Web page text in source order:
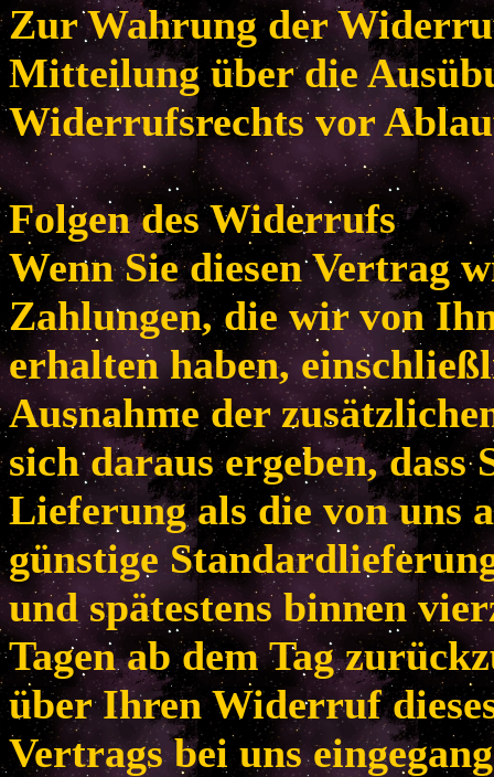
Zur Wahrung der
Mitteilung über die
Widerrufsrechts vor
Folgen des Widerrufs
Wenn Sie diesen Vertrag
Zahlungen, die wir von
erhalten haben,
Ausnahme der
sich daraus ergeben, dass
Lieferung als die von uns
günstige
und spätestens binnen
Tagen ab dem Tag
über Ihren Widerruf
Vertrags bei uns